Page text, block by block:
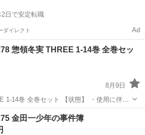
2日で安定転職
ダイレクト Ad
惣領冬実 THREE 1-14巻 全巻セッ
8月9日
ット 【状態】 ・使用に伴う
きれない汚れなどございます ・詳細は現地
きは出来かねますのでご了承願いま...
ガ、コミック、アニメ 現地
金田一少年の事件簿